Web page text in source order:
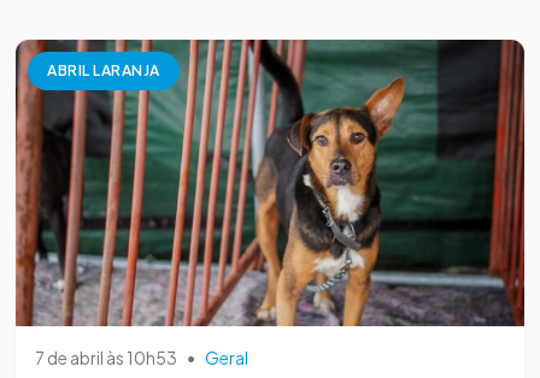
ABRIL LARANJA
7 de abril às 10h53 • Geral